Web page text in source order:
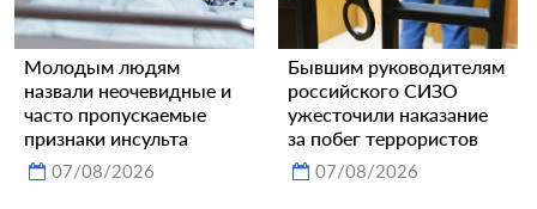
Молодым людям
назвали неочевидные и
часто пропускаемые
признаки инсульта
07/08/2026
Бывшим руководителям
российского СИЗО
ужесточили наказание
за побег террористов
07/08/2026